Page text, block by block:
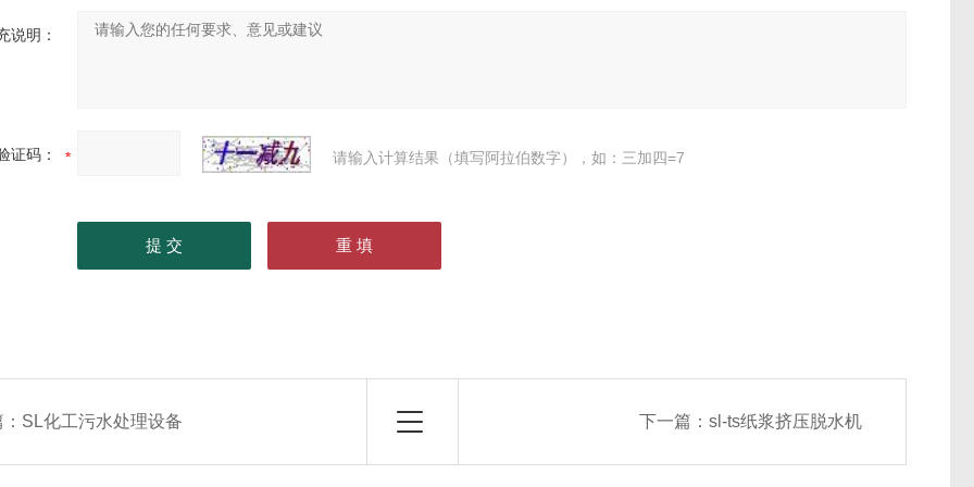
说明：
证码： 请输入计算结果（填写阿拉伯数字），如：三加四=7
SL化工污水处理设备 下一篇： sl-ts纸浆挤压脱水机